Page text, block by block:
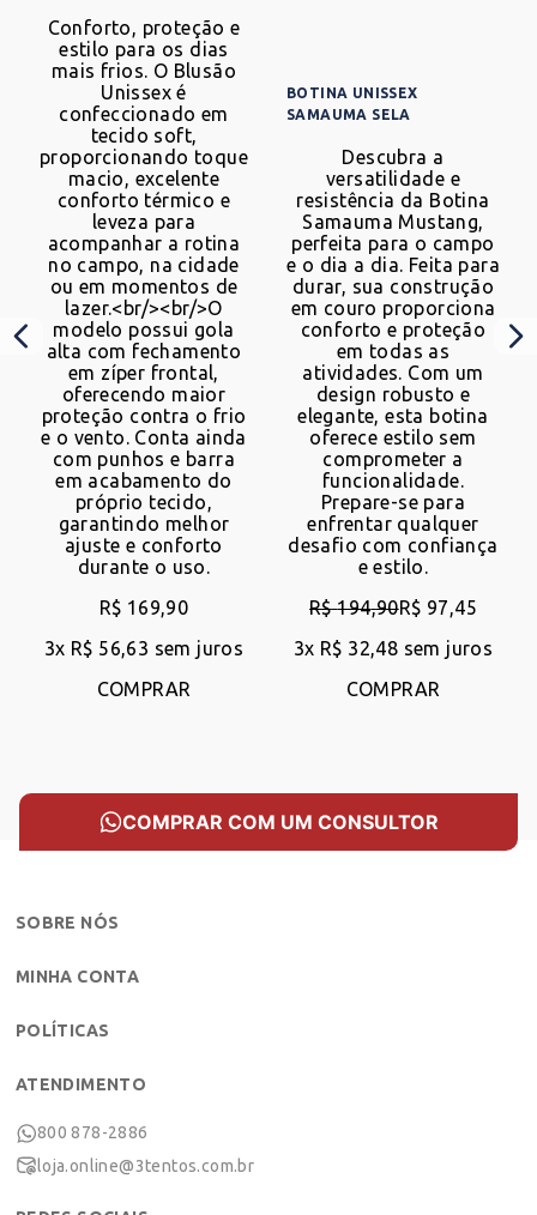
Adicione mais produtos
FUNGICIDA
HERBICIDA INSETICIDA
SEMENTES
VOLTAR
COMPRAR AGORA COM UM CONSULTOR
Conforto, proteção e
estilo para os dias
mais frios. O Blusão
Unissex é
confeccionado em
tecido soft,
proporcionando toque
macio, excelente
conforto térmico e
leveza para
acompanhar a rotina
no campo, na cidade
ou em momentos de
lazer.<br/><br/>O
modelo possui gola
alta com fechamento
em zíper frontal,
oferecendo maior
proteção contra o frio
e o vento. Conta ainda
com punhos e barra
em acabamento do
próprio tecido,
garantindo melhor
ajuste e conforto
durante o uso.
R$ 169,90
3x R$ 56,63 sem juros
COMPRAR
BOTINA UNISSEX
SAMAUMA SELA
Descubra a
versatilidade e
resistência da Botina
Samauma Mustang,
perfeita para o campo
e o dia a dia. Feita para
durar, sua construção
em couro proporciona
conforto e proteção
em todas as
atividades. Com um
design robusto e
elegante, esta botina
oferece estilo sem
comprometer a
funcionalidade.
Prepare-se para
enfrentar qualquer
desafio com confiança
e estilo.
R$ 194,90R$ 97,45
3x R$ 32,48 sem juros
COMPRAR
COMPRAR COM UM CONSULTOR
SOBRE NÓS
MINHA CONTA
POLÍTICAS
ATENDIMENTO
800 878-2886
loja.online@3tentos.com.br